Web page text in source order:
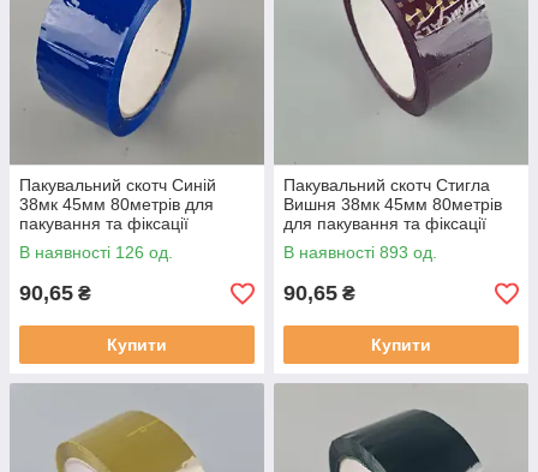
Пакувальний скотч Синій
38мк 45мм 80метрів для
пакування та фіксації
В наявності 126 од.
90,65 ₴
Купити
Пакувальний скотч Стигла
Вишня 38мк 45мм 80метрів
для пакування та фіксації
В наявності 893 од.
90,65 ₴
Купити